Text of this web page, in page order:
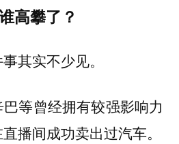
高攀了？
其实不少见。
等曾经拥有较强影响力
播间成功卖出过汽车。